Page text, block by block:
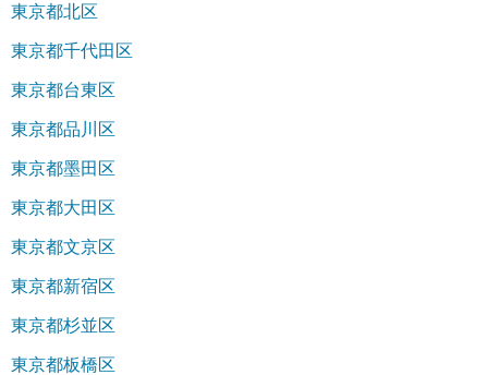
東京都北区
東京都千代田区
東京都台東区
東京都品川区
東京都墨田区
東京都大田区
東京都文京区
東京都新宿区
東京都杉並区
東京都板橋区